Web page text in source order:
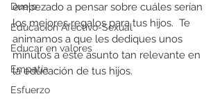
Duelo
Educación Afectivo-Sexual
Educar en valores
Empatía
Esfuerzo
empezado a pensar sobre cuáles serían
los mejores regalos para tus hijos.  Te
animamos a que les dediques unos
minutos a este asunto tan relevante en
la educación de tus hijos.